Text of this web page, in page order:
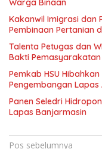
Warga Binaan
Kakanwil Imigrasi dan
Pembinaan Pertanian
Talenta Petugas dan
Bakti Pemasyarakatan
Pemkab HSU
Pengembangan
Panen Seledri
Lapas Banjarmasin
Pos sebelumnya